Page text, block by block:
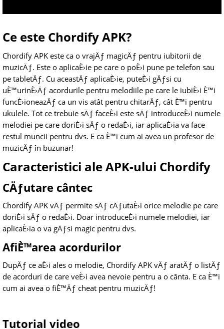
Ce este Chordify APK?
Chordify APK este ca o vrajÄƒ magicÄƒ pentru iubitorii de
muzicÄƒ. Este o aplicaÈ›ie pe care o poÈ›i pune pe telefon sau
pe tabletÄƒ. Cu aceastÄƒ aplicaÈ›ie, puteÈ›i gÄƒsi cu
uÈ™urinÈ›Äƒ acordurile pentru melodiile pe care le iubiÈ›i È™i
funcÈ›ioneazÄƒ ca un vis atât pentru chitarÄƒ, cât È™i pentru
ukulele. Tot ce trebuie sÄƒ faceÈ›i este sÄƒ introduceÈ›i numele
melodiei pe care doriÈ›i sÄƒ o redaÈ›i, iar aplicaÈ›ia va face
restul muncii pentru dvs. E ca È™i cum ai avea un profesor de
muzicÄƒ în buzunar!
Caracteristici ale APK-ului Chordify
CÄƒutare cântec
Chordify APK vÄƒ permite sÄƒ cÄƒutaÈ›i orice melodie pe care
doriÈ›i sÄƒ o redaÈ›i. Doar introduceÈ›i numele melodiei, iar
aplicaÈ›ia o va gÄƒsi magic pentru dvs.
AfiÈ™area acordurilor
DupÄƒ ce aÈ›i ales o melodie, Chordify APK vÄƒ aratÄƒ o listÄƒ
de acorduri de care veÈ›i avea nevoie pentru a o cânta. E ca È™i
cum ai avea o fiÈ™Äƒ cheat pentru muzicÄƒ!
Tutorial video